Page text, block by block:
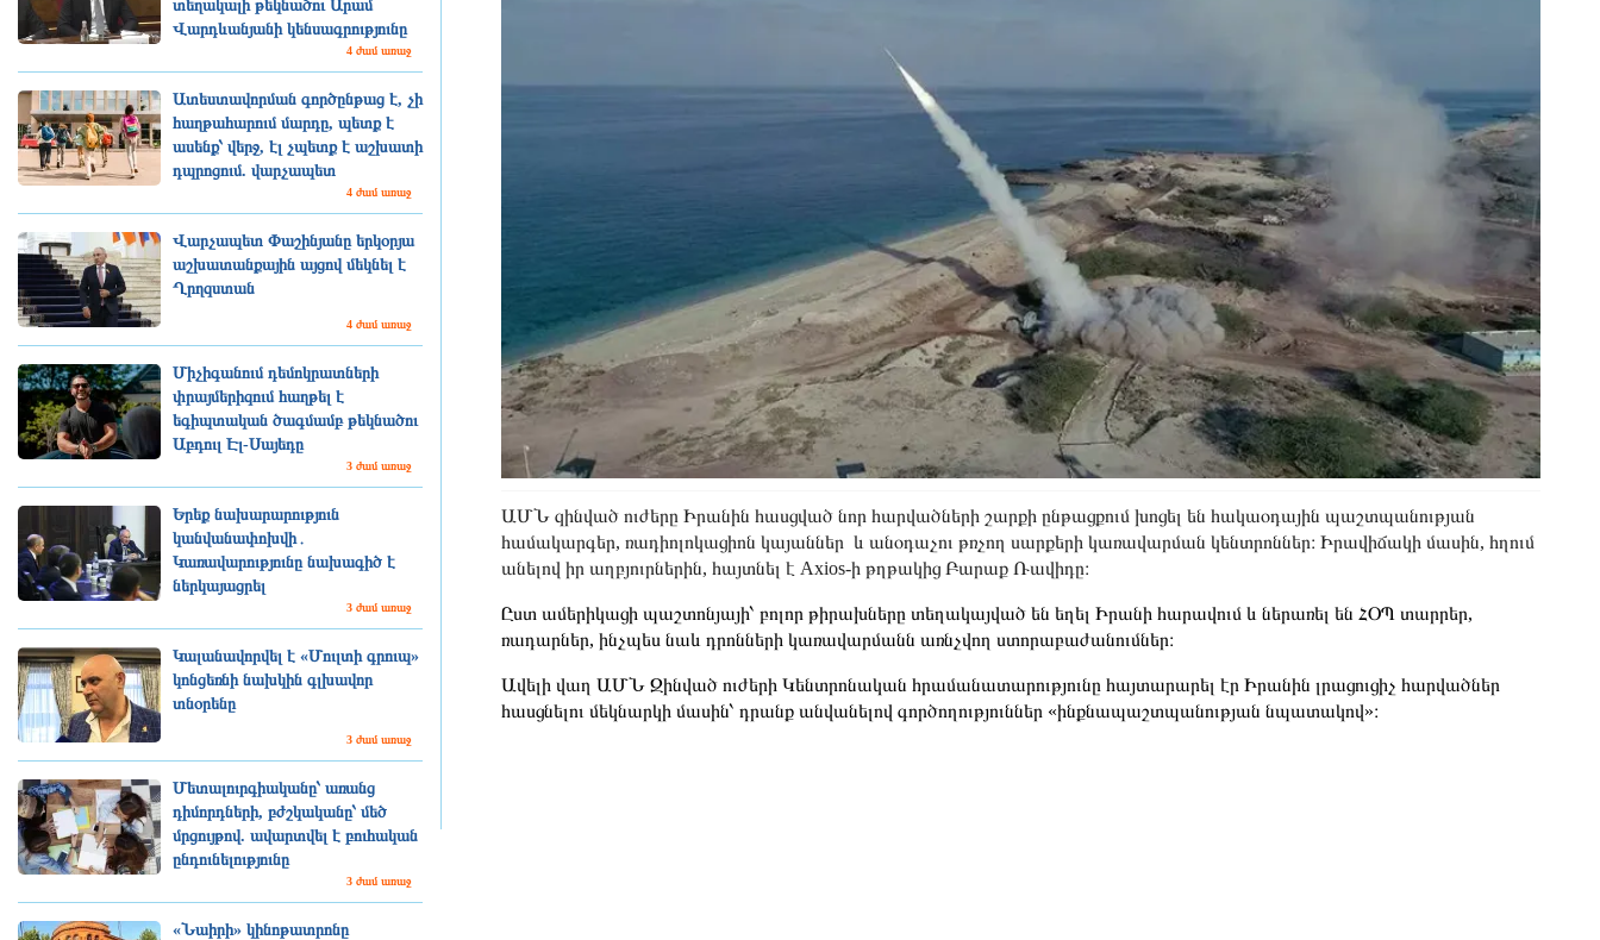
տեղակալի թեկնածու Արամ
Վարդևանյանի կենսագրությունը
4 ժամ առաջ
Ատեստավորման գործընթաց է, չի
հաղթահարում մարդը, պետք է
ասենք՝ վերջ, էլ չպետք է աշխատի
դպրոցում. վարչապետ
4 ժամ առաջ
Վարչապետ Փաշինյանը երկօրյա
աշխատանքային այցով մեկնել է
Ղրղզստան
4 ժամ առաջ
Միչիգանում դեմոկրատների
փրայմերիզում հաղթել է
եգիպտական ծագմամբ թեկնածու
Աբդուլ Էլ-Սայեդը
3 ժամ առաջ
Երեք նախարարություն
կանվանափոխվի․
Կառավարությունը նախագիծ է
ներկայացրել
3 ժամ առաջ
Կալանավորվել է «Մուլտի գրուպ»
կոնցեռնի նախկին գլխավոր
տնօրենը
3 ժամ առաջ
Մետալուրգիականը՝ առանց
դիմորդների, բժշկականը՝ մեծ
մրցույթով. ավարտվել է բուհական
ընդունելությունը
3 ժամ առաջ
«Նաիրի» կինոթատրոնը
ԱՄՆ զինված ուժերը Իրանին հասցված նոր հարվածների շարքի ընթացքում խոցել են հակաօդային պաշտպանության
համակարգեր, ռադիոլոկացիոն կայաններ և անօդաչու թռչող սարքերի կառավարման կենտրոններ։ Իրավիճակի մասին, հղում
անելով իր աղբյուրներին, հայտնել է Axios-ի թղթակից Բարաք Ռավիդը։
Ըստ ամերիկացի պաշտոնյայի՝ բոլոր թիրախները տեղակայված են եղել Իրանի հարավում և ներառել են ՀՕՊ տարրեր,
ռադարներ, ինչպես նաև դրոնների կառավարմանն առնչվող ստորաբաժանումներ։
Ավելի վաղ ԱՄՆ Զինված ուժերի Կենտրոնական հրամանատարությունը հայտարարել էր Իրանին լրացուցիչ հարվածներ
հասցնելու մեկնարկի մասին՝ դրանք անվանելով գործողություններ «ինքնապաշտպանության նպատակով»։